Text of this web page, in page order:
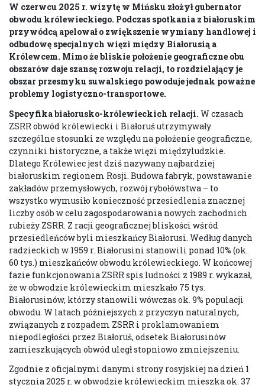
W czerwcu 2025 r. wizytę w Mińsku złożył gubernator
obwodu królewieckiego. Podczas spotkania z białoruskim
przywódcą apelował o zwiększenie wymiany handlowej i
odbudowę specjalnych więzi między Białorusią a
Królewcem. Mimo że bliskie położenie geograficzne obu
obszarów daje szansę rozwoju relacji, to rozdzielający je
obszar przesmyku suwalskiego powoduje jednak poważne
problemy logistyczno-transportowe.
Specyfika białorusko-królewieckich relacji. W czasach
ZSRR obwód królewiecki i Białoruś utrzymywały
szczególne stosunki ze względu na położenie geograficzne,
czynniki historyczne, a także więzi międzyludzkie.
Dlatego Królewiec jest dziś nazywany najbardziej
białoruskim regionem Rosji. Budowa fabryk, powstawanie
zakładów przemysłowych, rozwój rybołówstwa – to
wszystko wymusiło konieczność przesiedlenia znacznej
liczby osób w celu zagospodarowania nowych zachodnich
rubieży ZSRR. Z racji geograficznej bliskości wśród
przesiedleńców byli mieszkańcy Białorusi. Według danych
radzieckich w 1959 r. Białorusini stanowili ponad 10% (ok.
60 tys.) mieszkańców obwodu królewieckiego. W końcowej
fazie funkcjonowania ZSRR spis ludności z 1989 r. wykazał,
że w obwodzie królewieckim mieszkało 75 tys.
Białorusinów, którzy stanowili wówczas ok. 9% populacji
obwodu. W latach późniejszych z przyczyn naturalnych,
związanych z rozpadem ZSRR i proklamowaniem
niepodległości przez Białoruś, odsetek Białorusinów
zamieszkujących obwód uległ stopniowo zmniejszeniu.
Zgodnie z oficjalnymi danymi strony rosyjskiej na dzień 1
stycznia 2025 r. w obwodzie królewieckim mieszka ok. 37